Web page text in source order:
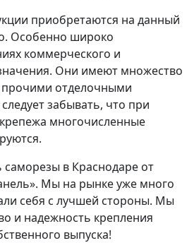
приобретаются на данный
Особенно широко
коммерческого и
Они имеют множество
отделочными
забывать, что при
многочисленные
саморезы в Краснодаре от
Мы на рынке уже много
себя с лучшей стороны. Мы
и надежность крепления
выпуска!